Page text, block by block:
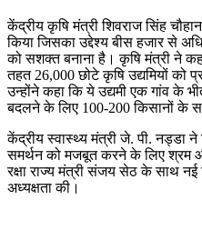
केंद्रीय कृषि मंत्री शिवराज सिंह
किया जिसका उद्देश्य बीस हजार से
को सशक्त बनाना है। कृषि मंत्री ने
तहत 26,000 छोटे कृषि उद्यमियों को
उन्होंने कहा कि ये उद्यमी एक गांव के
बदलने के लिए 100-200 किसानों के
केंद्रीय स्वास्थ्य मंत्री जे. पी. नड्डा
समर्थन को मजबूत करने के लिए श्रम
रक्षा राज्य मंत्री संजय सेठ के साथ
अध्यक्षता की।